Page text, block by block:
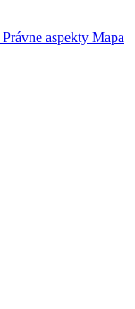
Právne aspekty Mapa